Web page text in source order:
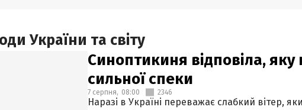
України та світу
Синоптикиня відповіла, яку
сильної спеки
7 серпня, 08:00 2346
Наразі в Україні переважає слабкий вітер,